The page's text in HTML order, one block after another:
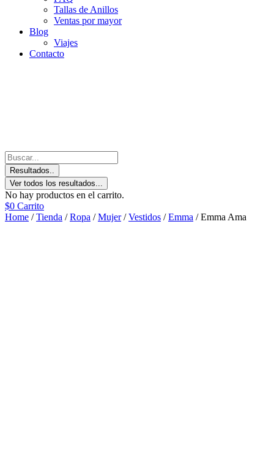
Tallas de Anillos
Ventas por mayor
Blog
Viajes
Contacto
Resultados..
Ver todos los resultados...
No hay productos en el carrito.
$0 Carrito
Home /Tienda /Ropa /Mujer/Vestidos /Emma / Emma Ama